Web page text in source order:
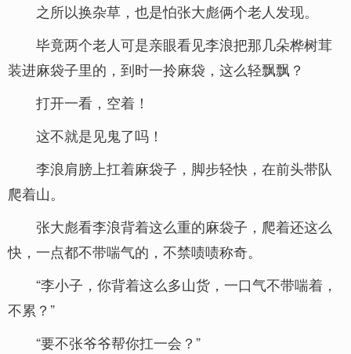
之所以换杂草，也是怕张大彪俩个老人发现。
毕竟两个老人可是亲眼看见李浪把那几朵桦树茸
装进麻袋子里的，到时一拎麻袋，这么轻飘飘？
打开一看，空着！
这不就是见鬼了吗！
李浪肩膀上扛着麻袋子，脚步轻快，在前头带队
爬着山。
张大彪看李浪背着这么重的麻袋子，爬着还这么
快，一点都不带喘气的，不禁啧啧称奇。
“李小子，你背着这么多山货，一口气不带喘着，
不累？”
“要不张爷爷帮你扛一会？”